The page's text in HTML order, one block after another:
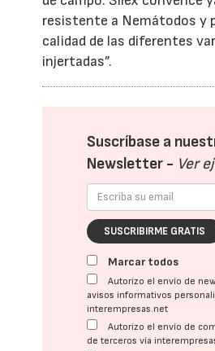
resistente a Nemátodos y
calidad de las diferentes
injertadas”.
Suscríbase a
Newsletter - Ver
SUSCRIBIRME GRATIS
Marcar todos
Autorizo el envío de
avisos informativos
interempresas.net
Autorizo el envío de
de terceros vía